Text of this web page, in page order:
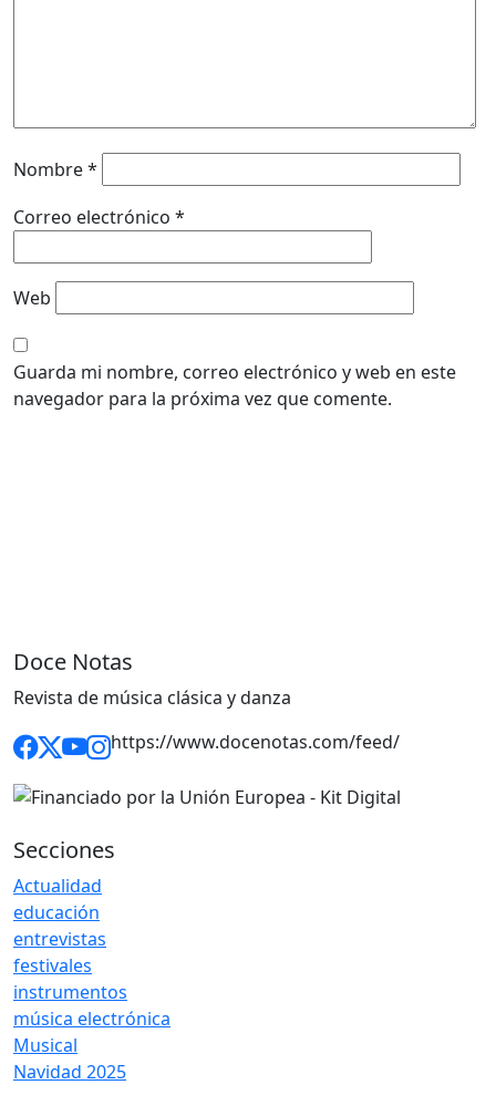
Nombre*
Correo electrónico *
Web
Guarda mi nombre, correo electrónico y web en este
navegador para la próxima vez que comente.
Doce Notas
Revista de música clásica y danza
https://www.docenotas.com/feed/
Secciones
Actualidad
educación
entrevistas
festivales
instrumentos
música electrónica
Musical
Navidad 2025